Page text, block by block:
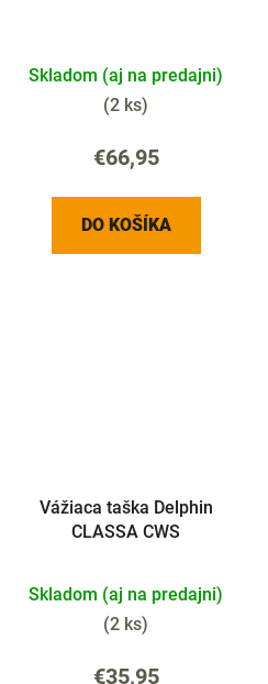
Skladom (aj na predajni)
(2 ks)
€66,95
DO KOŠÍKA
Vážiaca taška Delphin
CLASSA CWS
Skladom (aj na predajni)
(2 ks)
€35,95